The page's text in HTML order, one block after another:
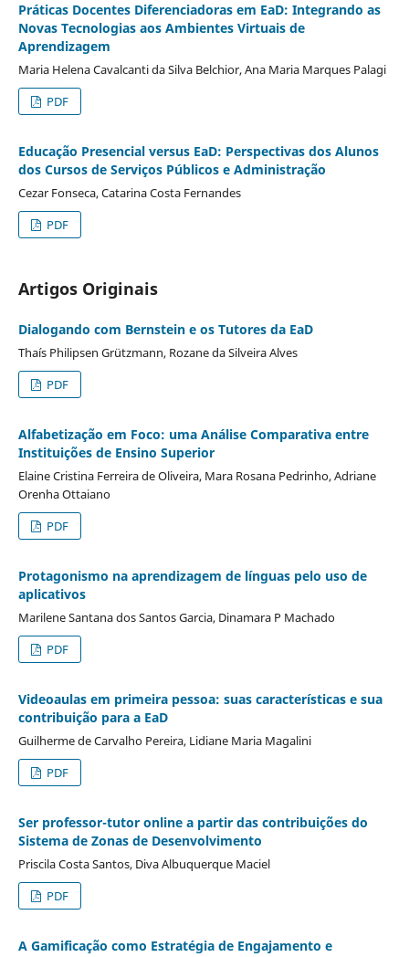
Práticas Docentes Diferenciadoras em EaD: Integrando as
Novas Tecnologias aos Ambientes Virtuais de
Aprendizagem
Maria Helena Cavalcanti da Silva Belchior, Ana Maria Marques Palagi
PDF
Educação Presencial versus EaD: Perspectivas dos Alunos
dos Cursos de Serviços Públicos e Administração
Cezar Fonseca, Catarina Costa Fernandes
PDF
Artigos Originais
Dialogando com Bernstein e os Tutores da EaD
Thaí­s Philipsen Grützmann, Rozane da Silveira Alves
PDF
Alfabetização em Foco: uma Análise Comparativa entre
Instituições de Ensino Superior
Elaine Cristina Ferreira de Oliveira, Mara Rosana Pedrinho, Adriane
Orenha Ottaiano
PDF
Protagonismo na aprendizagem de línguas pelo uso de
aplicativos
Marilene Santana dos Santos Garcia, Dinamara P Machado
PDF
Videoaulas em primeira pessoa: suas características e sua
contribuição para a EaD
Guilherme de Carvalho Pereira, Lidiane Maria Magalini
PDF
Ser professor-tutor online a partir das contribuições do
Sistema de Zonas de Desenvolvimento
Priscila Costa Santos, Diva Albuquerque Maciel
PDF
A Gamificação como Estratégia de Engajamento e